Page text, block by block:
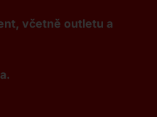
včetně outletu a